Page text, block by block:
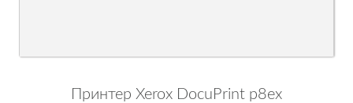
Принтер Xerox DocuPrint p8ex